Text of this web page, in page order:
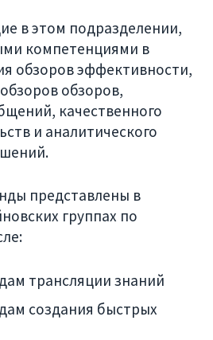
в этом подразделении,
компетенциями в
обзоров эффективности,
обзоров,
качественного
и аналитического
представлены в
группах по
трансляции знаний
создания быстрых